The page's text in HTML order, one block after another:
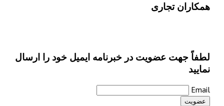
همکاران تجاری
لطفاً جهت عضویت در خبرنامه ایمیل خود را ارسال
نمایید
Email